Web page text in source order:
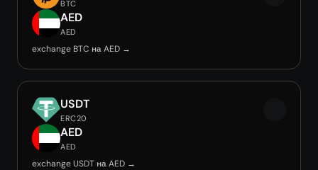
BTC
AED
AED
exchange BTC на AED →
USDT
ERC20
AED
AED
exchange USDT на AED →